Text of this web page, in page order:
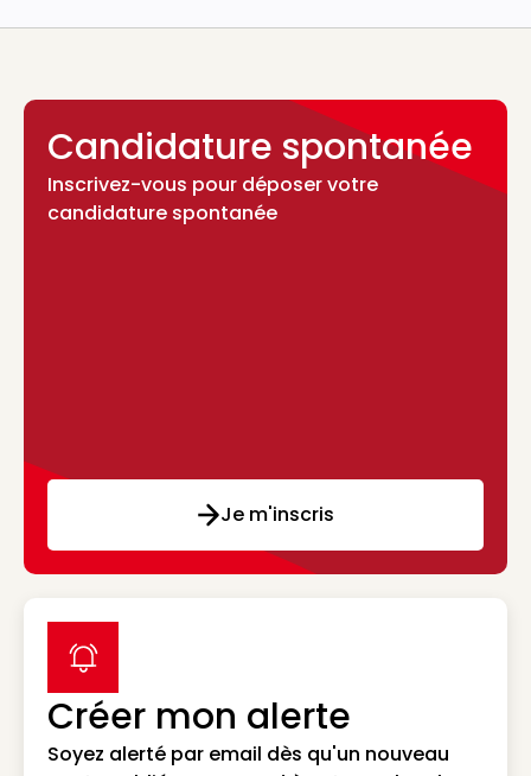
Candidature spontanée
Inscrivez-vous pour déposer votre
candidature spontanée
Je m'inscris
Créer mon alerte
Soyez alerté par email dès qu'un nouveau
label icon